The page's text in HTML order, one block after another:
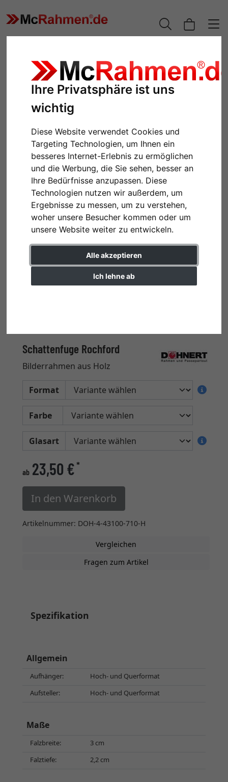
Ihre Privatsphäre ist uns
wichtig
Diese Website verwendet Cookies und
Targeting Technologien, um Ihnen ein
besseres Internet-Erlebnis zu ermöglichen
und die Werbung, die Sie sehen, besser an
Ihre Bedürfnisse anzupassen. Diese
Technologien nutzen wir außerdem, um
Ergebnisse zu messen, um zu verstehen,
woher unsere Besucher kommen oder um
unsere Website weiter zu entwickeln.
Alle akzeptieren
Ich lehne ab
Zurück
Schattenfuge Rochford
Bilderrahmen aus Holz
Format
Farbe
Glasart
ab 23,50 €*
In den Warenkorb
Artikelnummer: DOH-4-43100-710-H
Vergleichen
Fragen zum Artikel
Spezifikation
Allgemein
Aufhänger:
Hoch- und Querformat
Aufsteller:
Hoch- und Querformat
Maße
Falzbreite:
3 cm
Falztiefe:
2,2 cm